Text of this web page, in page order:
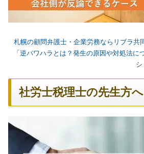
札幌の顧問弁護士・企業労務ならリブラ共
「逆パワハラとは？発生の原因や対処法に
社労士税理士の先生方